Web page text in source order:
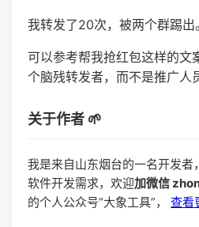
我转发了20次，被两个群踢出
可以参考帮我抢红包这样的文
个脑残转发者，而不是推广人
关于作者 🌱
我是来自山东烟台的一名开发者
软件开发需求，欢迎加微信
的个人公众号“大象工具”， 查看